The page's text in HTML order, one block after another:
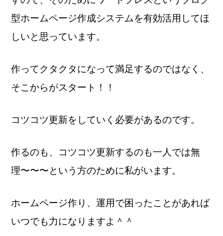
型ホームページ作成システムを有効活用してほ
しいと思っています。
作ってクタクタになって満足するのではなく、
そこからがスタート！！
コツコツ更新をしていく必要があるのです。
作るのも、コツコツ更新するのも一人では無
理〜〜〜という方のために私がいます。
ホームページ作り、運用で困ったことがあれば
いつでも力になりますよ＾＾